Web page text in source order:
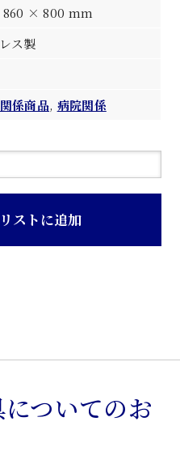
× 800 mm
ス製
係商品, 病院関係
ストに追加
ついてのお